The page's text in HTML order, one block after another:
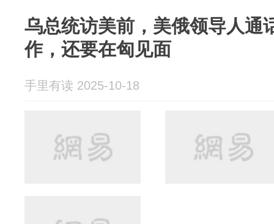
乌总统访美前，美俄领导人通
作，还要在匈见面
手里有读 2025-10-18